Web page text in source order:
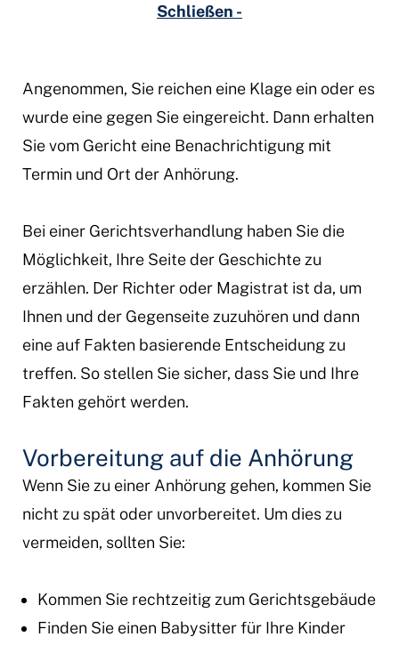
Schließen -
Angenommen, Sie reichen eine Klage ein oder es
wurde eine gegen Sie eingereicht. Dann erhalten
Sie vom Gericht eine Benachrichtigung mit
Termin und Ort der Anhörung.
Bei einer Gerichtsverhandlung haben Sie die
Möglichkeit, Ihre Seite der Geschichte zu
erzählen. Der Richter oder Magistrat ist da, um
Ihnen und der Gegenseite zuzuhören und dann
eine auf Fakten basierende Entscheidung zu
treffen. So stellen Sie sicher, dass Sie und Ihre
Fakten gehört werden.
Vorbereitung auf die Anhörung
Wenn Sie zu einer Anhörung gehen, kommen Sie
nicht zu spät oder unvorbereitet. Um dies zu
vermeiden, sollten Sie:
Kommen Sie rechtzeitig zum Gerichtsgebäude
Finden Sie einen Babysitter für Ihre Kinder